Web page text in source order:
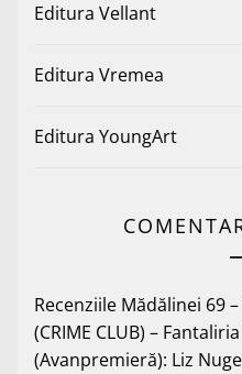
Editura Vellant
Editura Vremea
Editura YoungArt
Recenziile Mădălinei 69
(CRIME CLUB) – Fantaliria
(Avanpremieră): Liz